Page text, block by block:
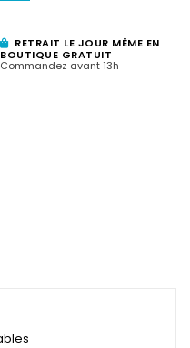
RETRAIT LE JOUR MÊME EN
BOUTIQUE GRATUIT
Commandez avant 13h